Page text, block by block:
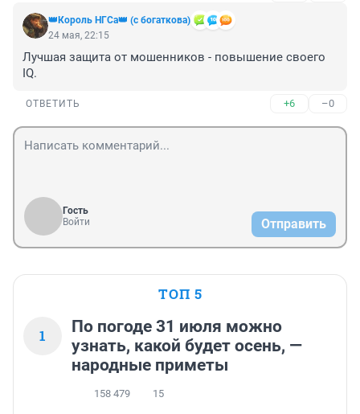
👑Король НГСа👑 (с богаткова)
24 мая, 22:15
Лучшая защита от мошенников - повышение своего
IQ.
ОТВЕТИТЬ +6 –0
Гость
Войти
Отправить
ТОП 5
1
По погоде 31 июля можно
узнать, какой будет осень, —
народные приметы
158 479 15